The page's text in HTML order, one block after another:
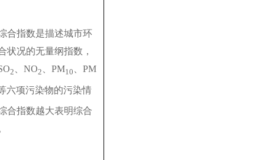
合指数是描述城市环
状况的无量纲指数，
2 、NO2 、PM10 、PM
六项污染物的污染情
合指数越大表明综合